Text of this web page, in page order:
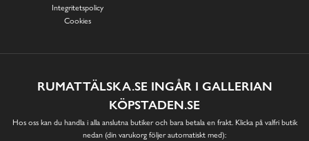
Integritetspolicy
Cookies
RUMATTÄLSKA.SE INGÅR I GALLERIAN
KÖPSTADEN.SE
Hos oss kan du handla i alla anslutna butiker och bara betala en frakt. Klicka på valfri butik
nedan (din varukorg följer automatiskt med):